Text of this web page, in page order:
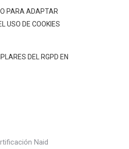
PARA ADAPTAR
USO DE COOKIES
DEL RGPD EN
Naid